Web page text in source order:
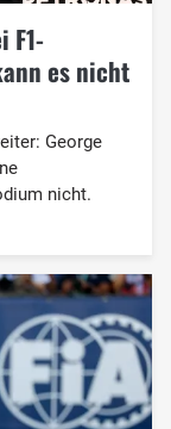
F1-
es nicht
George
nicht.